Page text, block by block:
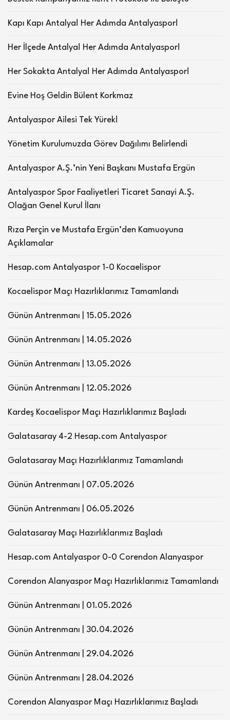
Kapı Kapı Antalya! Her Adımda Antalyaspor!
Her İlçede Antalya! Her Adımda Antalyaspor!
Her Sokakta Antalya! Her Adımda Antalyaspor!
Evine Hoş Geldin Bülent Korkmaz
Antalyaspor Ailesi Tek Yürek!
Yönetim Kurulumuzda Görev Dağılımı Belirlendi
Antalyaspor A.Ş.’nin Yeni Başkanı Mustafa Ergün
Antalyaspor Spor Faaliyetleri Ticaret Sanayi A.Ş.
Olağan Genel Kurul İlanı
Rıza Perçin ve Mustafa Ergün’den Kamuoyuna
Açıklamalar
Hesap.com Antalyaspor 1-0 Kocaelispor
Kocaelispor Maçı Hazırlıklarımız Tamamlandı
Günün Antrenmanı | 15.05.2026
Günün Antrenmanı | 14.05.2026
Günün Antrenmanı | 13.05.2026
Günün Antrenmanı | 12.05.2026
Kardeş Kocaelispor Maçı Hazırlıklarımız Başladı
Galatasaray 4-2 Hesap.com Antalyaspor
Galatasaray Maçı Hazırlıklarımız Tamamlandı
Günün Antrenmanı | 07.05.2026
Günün Antrenmanı | 06.05.2026
Galatasaray Maçı Hazırlıklarımız Başladı
Hesap.com Antalyaspor 0-0 Corendon Alanyaspor
Corendon Alanyaspor Maçı Hazırlıklarımız Tamamlandı
Günün Antrenmanı | 01.05.2026
Günün Antrenmanı | 30.04.2026
Günün Antrenmanı | 29.04.2026
Günün Antrenmanı | 28.04.2026
Corendon Alanyaspor Maçı Hazırlıklarımız Başladı